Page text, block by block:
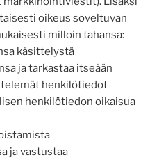
oikeus soveltuvan
milloin tahansa:
käsittelystä
ja tarkastaa itseään
henkilötiedot
henkilötiedon oikaisua
ja vastustaa